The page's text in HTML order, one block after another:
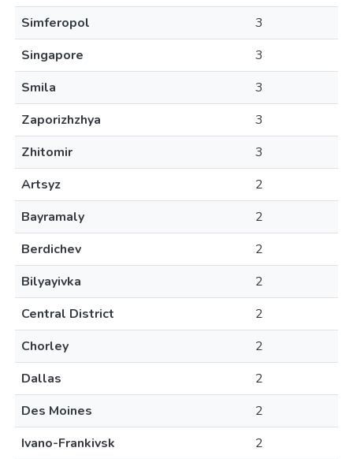
Simferopol
3
Singapore
3
Smila
3
Zaporizhzhya
3
Zhitomir
3
Artsyz
2
Bayramaly
2
Berdichev
2
Bilyayivka
2
Central District
2
Chorley
2
Dallas
2
Des Moines
2
Ivano-Frankivsk
2